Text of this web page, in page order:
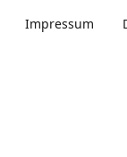
Impressum